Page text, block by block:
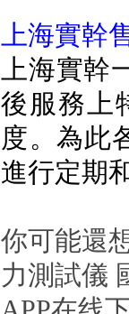
上海實幹
上海實幹
後服務上
度。
進行定期
你可能還
力測試儀